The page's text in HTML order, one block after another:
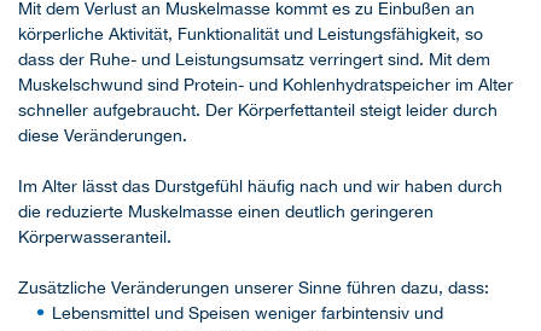
Mit dem Verlust an Muskelmasse kommt es zu Einbußen an
körperliche Aktivität, Funktionalität und Leistungsfähigkeit, so
dass der Ruhe- und Leistungsumsatz verringert sind. Mit dem
Muskelschwund sind Protein- und Kohlenhydratspeicher im Alter
schneller aufgebraucht. Der Körperfettanteil steigt leider durch
diese Veränderungen.
Im Alter lässt das Durstgefühl häufig nach und wir haben durch
die reduzierte Muskelmasse einen deutlich geringeren
Körperwasseranteil.
Zusätzliche Veränderungen unserer Sinne führen dazu, dass:
Lebensmittel und Speisen weniger farbintensiv und